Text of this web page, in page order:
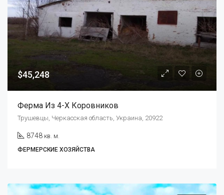
$45,248
Ферма Из 4-Х Коровников
Трушевцы, Черкасская область, Украина, 20922
8748 кв. м.
ФЕРМЕРСКИЕ ХОЗЯЙСТВА